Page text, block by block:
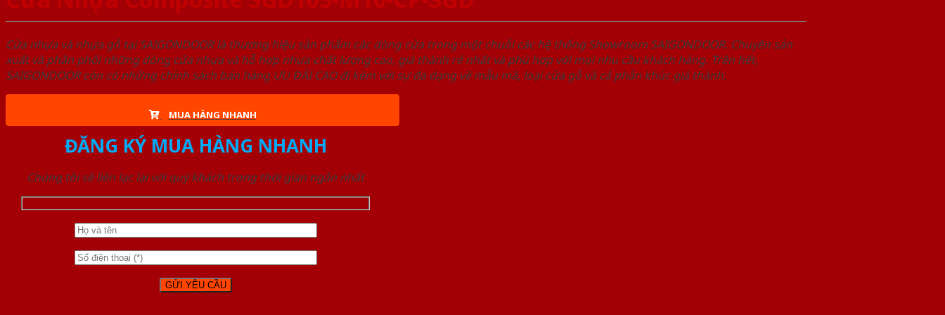
Cửa nhựa và nhựa gỗ tại SAIGONDOOR là thương hiệu sản phẩm các dòng cửa trong một chuỗi các hệ thống Showroom SAIGONDOOR. Chuyên sản
xuất và phân phối những dòng cửa nhựa và hỗ hợp nhựa chất lượng cao, giá thành rẻ nhất và phù hợp với mọi nhu cầu khách hàng. Trên hết,
SAIGONDOOR còn có những chính sách bán hàng ƯU ĐÃI CAO đi kèm với sự đa dạng về mẫu mã, loại cửa gỗ và cả phân khúc giá thành.
MUA HÀNG NHANH
ĐĂNG KÝ MUA HÀNG NHANH
Chúng tôi sẽ liên lạc lại với quý khách trong thời gian ngắn nhất